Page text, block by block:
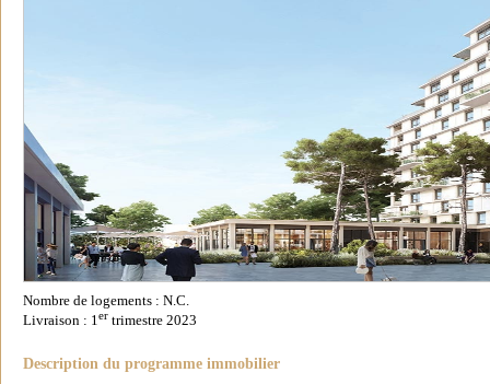
Nombre de logements : N.C.
Livraison : 1er trimestre 2023
Description du programme immobilier